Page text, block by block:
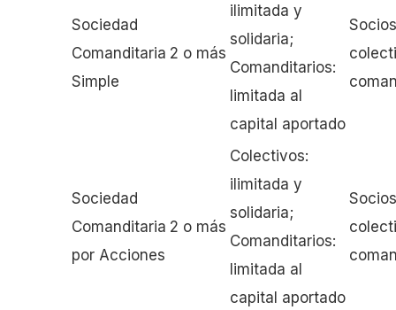
Sociedad
Comanditaria
Simple
2 o más
ilimitada y
solidaria;
Comanditarios:
limitada al
capital aportado
Socios
Sociedad
Comanditaria
por Acciones
2 o más
Colectivos:
ilimitada y
solidaria;
Comanditarios:
limitada al
capital aportado
Socios